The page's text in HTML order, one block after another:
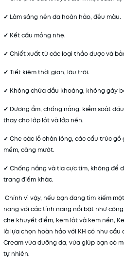
✓ Làm sáng nền da hoàn hảo, đều màu.
✓ Kết cấu mỏng nhẹ.
✓ Chiết xuất từ các loại thảo dược và
✓ Tiết kiệm thời gian, lâu trôi.
✓ Không chứa dầu khoáng, không gây
✓ Dưỡng ẩm, chống nắng, kiểm soát
thay cho lớp lót và lớp nền.
✓ Che các lỗ chân lông, các cấu trúc
mềm, căng mướt.
✓ Chống nắng và tia cực tím, không để
trang điểm khác.
Chính vì vậy, nếu bạn đang tìm kiếm
năng với các tính năng nổi bật như
che khuyết điểm, kem lót và kem nền,
là lựa chọn hoàn hảo với KH có nhu cầu
Cream vừa dưỡng da, vừa giúp bạn có
tự nhiên.